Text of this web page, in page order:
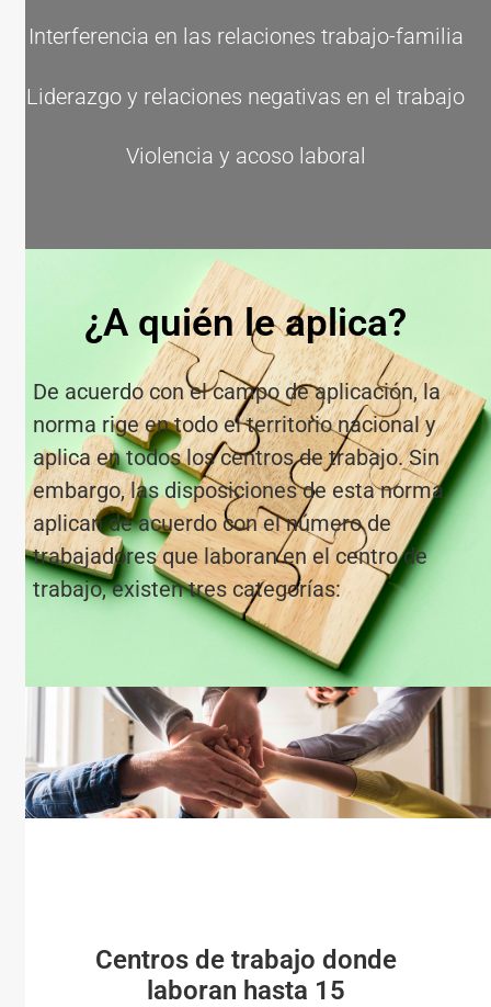
Interferencia en las relaciones trabajo-familia
Liderazgo y relaciones negativas en el trabajo
Violencia y acoso laboral
¿A quién le aplica?
De acuerdo con el campo de aplicación, la
norma rige en todo el territorio nacional y
aplica en todos los centros de trabajo. Sin
embargo, las disposiciones de esta norma
aplican de acuerdo con el número de
trabajadores que laboran en el centro de
trabajo, existen tres categorías:
Centros de trabajo donde
laboran hasta 15